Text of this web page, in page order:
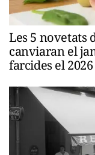
Les 5 novetats
canviaran el
farcides el 2026